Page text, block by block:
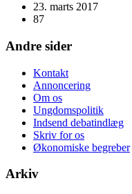
23. marts 2017
87
Andre sider
Kontakt
Annoncering
Om os
Ungdomspolitik
Indsend debatindlæg
Skriv for os
Økonomiske begreber
Arkiv